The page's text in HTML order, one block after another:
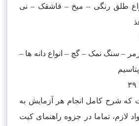
طلق رنگی – میخ – قاشقک – نی
– سنگ نمک – گچ – انواع دانه ها –
که شرح کامل انجام هر آزمایش به
لازم، تماما در جزوه راهنمای کیت